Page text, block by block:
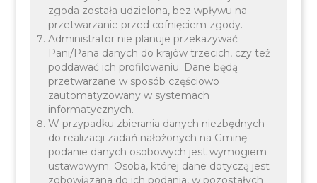
Pileckiego.
zgoda została udzielona, bez wpływu na
przetwarzanie przed cofnięciem zgody.
Administrator nie planuje przekazywać
Pani/Pana danych do krajów trzecich, czy też
poddawać ich profilowaniu. Dane będą
przetwarzane w sposób częściowo
zautomatyzowany w systemach
informatycznych.
W przypadku zbierania danych niezbędnych
do realizacji zadań nałożonych na Gminę
podanie danych osobowych jest wymogiem
ustawowym. Osoba, której dane dotyczą jest
zobowiązana do ich podania, w pozostałych